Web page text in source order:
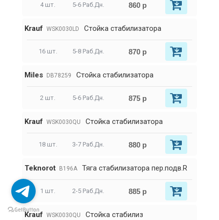
4 шт. 5-6 Раб.Дн. 860 р
Krauf WSK0030LD Стойка стабилизатора
16 шт. 5-8 Раб.Дн. 870 р
Miles DB78259 Стойка стабилизатора
2 шт. 5-6 Раб.Дн. 875 р
Krauf WSK0030QU Стойка стабилизатора
18 шт. 3-7 Раб.Дн. 880 р
Teknorot B196A Тяга стабилизатора пер.подв.R
1 шт. 2-5 Раб.Дн. 885 р
Krauf WSK0030QU Стойка стабилиз